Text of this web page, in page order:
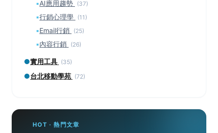
▪AI應用趨勢 (37)
▪行銷心理學 (11)
▪Email行銷 (25)
▪內容行銷 (26)
●實用工具 (35)
●台北移動學苑 (72)
HOT · 熱門文章